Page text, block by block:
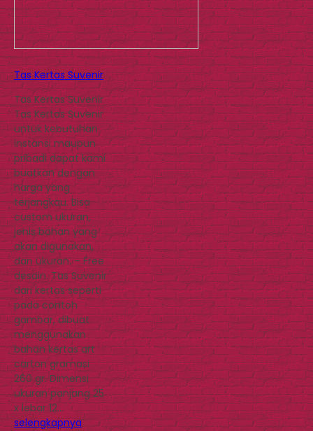
Tas Kertas Suvenir
Tas Kertas Suvenir
Tas Kertas Suvenir
untuk kebutuhan
instansi maupun
pribadi dapat kami
buatkan dengan
harga yang
terjangkau. Bisa
custom ukuran,
jenis bahan yang
akan digunakan,
dan ukuran. – Free
desain. Tas Suvenir
dari kertas seperti
pada contoh
gambar, dibuat
menggunakan
bahan kertas art
carton gramasi
260 gr. Dimensi
ukuran panjang 25
x lebar 12…
selengkapnya